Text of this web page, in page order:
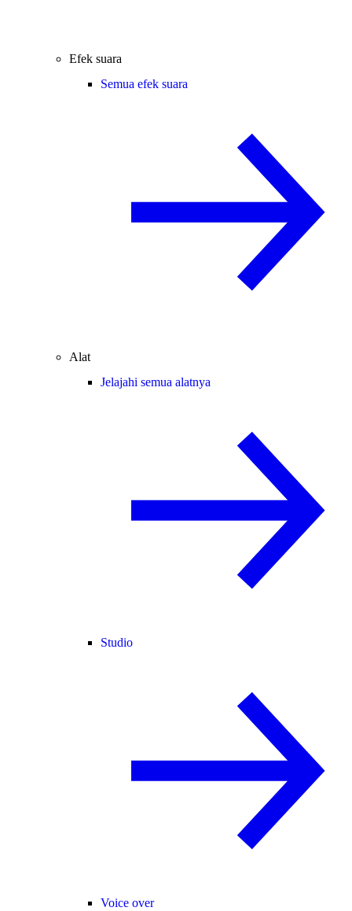
Efek suara
Semua efek suara
Alat
Jelajahi semua alatnya
Studio
Voice over